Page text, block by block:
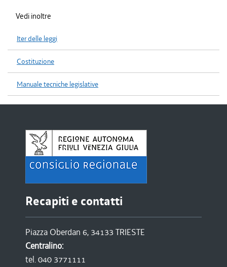
Vedi inoltre
Iter delle leggi
Costituzione
Manuale tecniche legislative
Recapiti e contatti
Piazza Oberdan 6, 34133 TRIESTE
Centralino:
tel. 040 3771111